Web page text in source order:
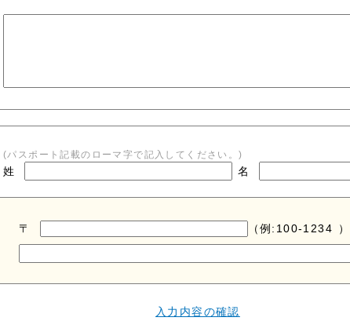
(パスポート記載のローマ字で記入してください。)
姓 名
〒 （例:100-1234 ）
入力内容の確認